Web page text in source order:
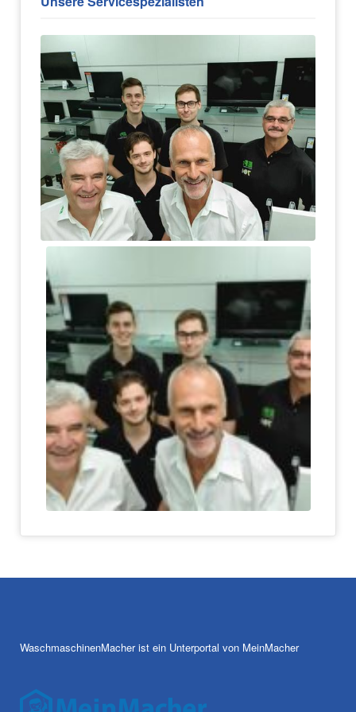
WaschmaschinenMacher ist ein Unterportal von MeinMacher